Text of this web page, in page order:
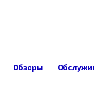
и минусы
Обзоры